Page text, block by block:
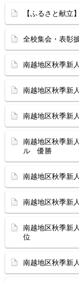
【ふるさと献立
全校集会・表彰
南越地区秋季
南越地区秋季
南越地区秋季
南越地区秋季
ル 優勝
南越地区秋季
南越地区秋季
南越地区秋季
位
南越地区秋季